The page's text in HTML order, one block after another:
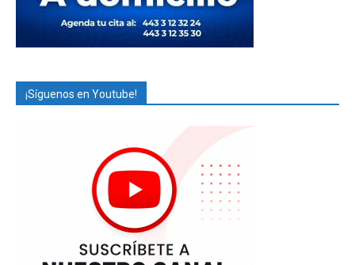
¡Síguenos en Youtube!